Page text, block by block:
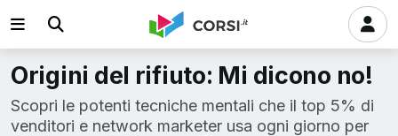
Origini del rifiuto: Mi dicono no!
Scopri le potenti tecniche mentali che il top 5% di
venditori e network marketer usa ogni giorno per